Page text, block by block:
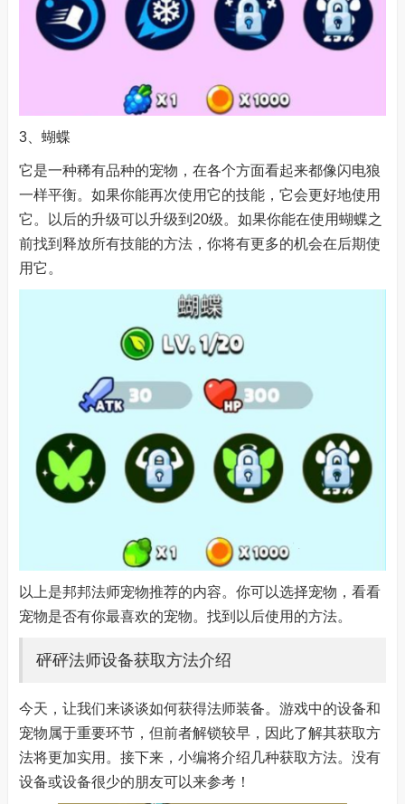
3、蝴蝶
它是一种稀有品种的宠物，在各个方面看起来都像闪电狼
一样平衡。如果你能再次使用它的技能，它会更好地使用
它。以后的升级可以升级到20级。如果你能在使用蝴蝶之
前找到释放所有技能的方法，你将有更多的机会在后期使
用它。
以上是邦邦法师宠物推荐的内容。你可以选择宠物，看看
宠物是否有你最喜欢的宠物。找到以后使用的方法。
砰砰法师设备获取方法介绍
今天，让我们来谈谈如何获得法师装备。游戏中的设备和
宠物属于重要环节，但前者解锁较早，因此了解其获取方
法将更加实用。接下来，小编将介绍几种获取方法。没有
设备或设备很少的朋友可以来参考！